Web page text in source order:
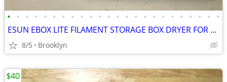
• • • • • • • • • • • • • • • • • • • • • • • •
ESUN EBOX LITE FILAMENT STORAGE BOX DRYER FOR 3D PRINTING MATERIAL PRO
8/5 Brooklyn
$40